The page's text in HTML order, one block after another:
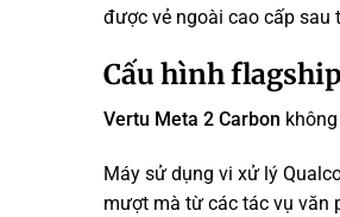
được vẻ ngoài cao cấp sau
Cấu hình
Vertu Meta 2 Carbon
Máy sử dụng vi xử lý
mượt mà từ các tác vụ văn